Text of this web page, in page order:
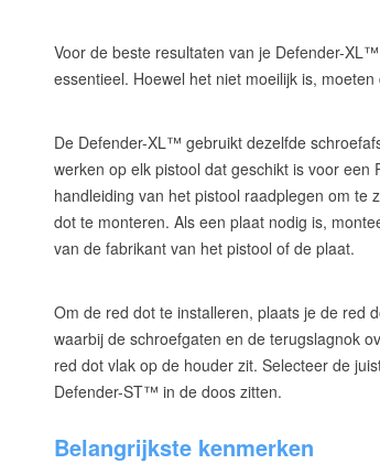
Voor de beste resultaten van je Defender-
essentieel. Hoewel het niet moeilijk is,
De Defender-XL™ gebruikt dezelfde
werken op elk pistool dat geschikt is voor een
handleiding van het pistool raadplegen om te
dot te monteren. Als een plaat nodig is,
van de fabrikant van het pistool of de plaat.
Om de red dot te installeren, plaats je de red
waarbij de schroefgaten en de terugslagnok
red dot vlak op de houder zit. Selecteer de
Defender-ST™ in de doos zitten.
Belangrijkste kenmerken